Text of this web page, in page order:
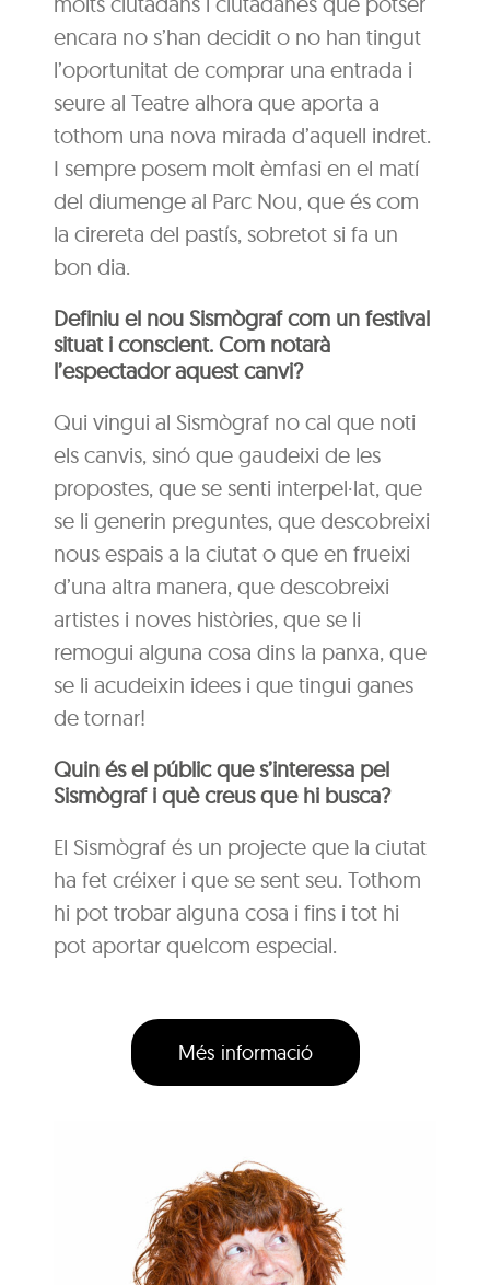
encara no s’han decidit o no han tingut
l’oportunitat de comprar una entrada i
seure al Teatre alhora que aporta a
tothom una nova mirada d’aquell indret.
I sempre posem molt èmfasi en el matí
del diumenge al Parc Nou, que és com
la cirereta del pastís, sobretot si fa un
bon dia.
Definiu el nou Sismògraf com un festival
situat i conscient. Com notarà
l’espectador aquest canvi?
Qui vingui al Sismògraf no cal que noti
els canvis, sinó que gaudeixi de les
propostes, que se senti interpel·lat, que
se li generin preguntes, que descobreixi
nous espais a la ciutat o que en frueixi
d’una altra manera, que descobreixi
artistes i noves històries, que se li
remogui alguna cosa dins la panxa, que
se li acudeixin idees i que tingui ganes
de tornar!
Quin és el públic que s’interessa pel
Sismògraf i què creus que hi busca?
El Sismògraf és un projecte que la ciutat
ha fet créixer i que se sent seu. Tothom
hi pot trobar alguna cosa i fins i tot hi
pot aportar quelcom especial.
Més informació